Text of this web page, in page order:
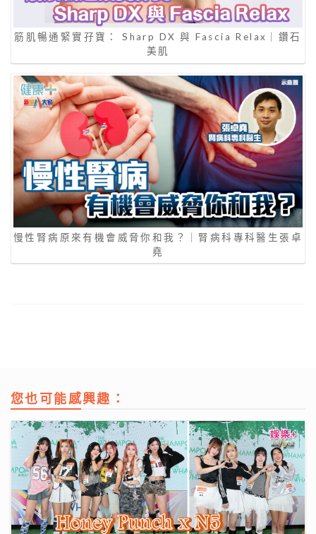
筋肌暢通緊實孖寶： Sharp DX 與 Fascia Relax｜鑽石
美肌
慢性腎病原來有機會威脅你和我？｜腎病科專科醫生張卓
堯
您也可能感興趣：